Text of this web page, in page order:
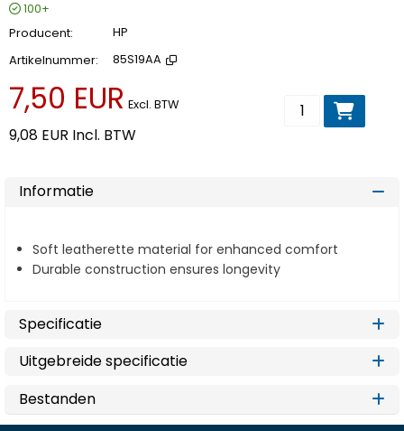
100+
Producent HP
Artikelnummer 85S19AA
7,50 EUR Excl. BTW
9,08 EUR Incl. BTW
Voeg toe aan
Informatie
Soft leatherette material for enhanced comfort
Durable construction ensures longevity
Specificatie
Uitgebreide specificatie
Bestanden